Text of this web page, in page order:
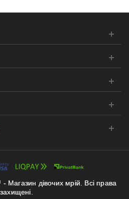
дівочих мрій. Всі права
захищені.